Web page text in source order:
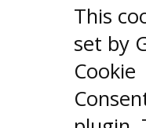
This
set by
Cookie